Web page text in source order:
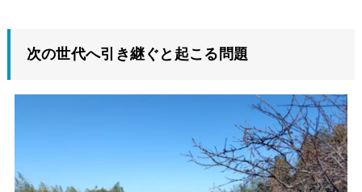
次の世代へ引き継ぐと起こる問題